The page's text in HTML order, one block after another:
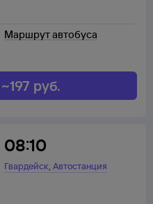
Маршрут автобуса
~197 руб.
08:10
Гвардейск,Автостанция